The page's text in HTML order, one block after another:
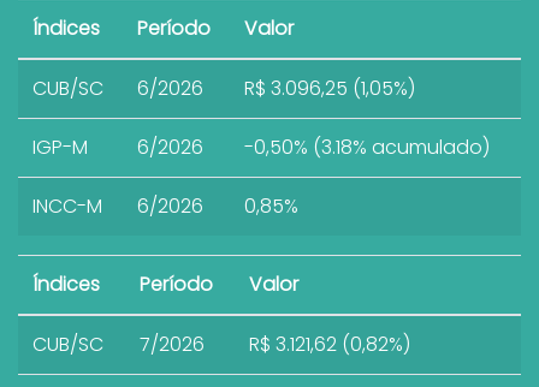
Índices Período Valor
CUB/SC 6/2026 R$ 3.096,25 (1,05%)
IGP-M 6/2026 -0,50% (3.18% acumulado)
INCC-M 6/2026 0,85%
Índices Período Valor
CUB/SC 7/2026 R$ 3.121,62 (0,82%)